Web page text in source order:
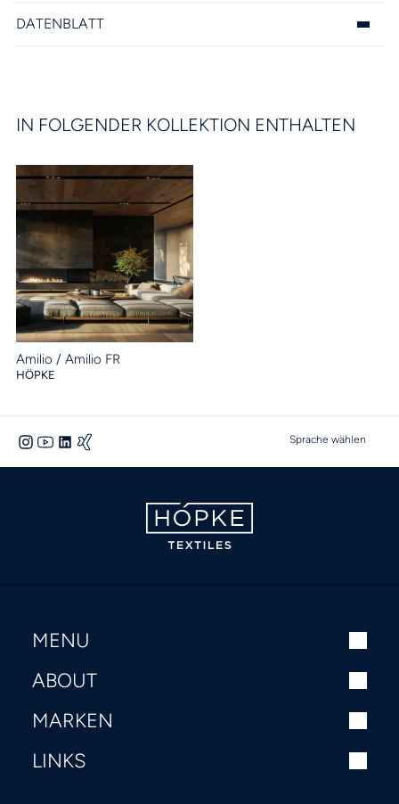
DATENBLATT
IN FOLGENDER KOLLEKTION ENTHALTEN
Amilio / Amilio FR
HÖPKE
Sprache wählen
MENU
ABOUT
MARKEN
LINKS